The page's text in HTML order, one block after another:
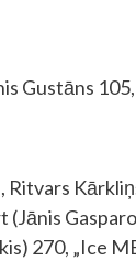
Gustāns
Ritvars
(Jānis
270, „Ice